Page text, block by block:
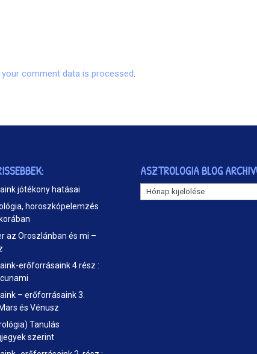
your comment data is processed.
jótékony hatásai
horoszkópelemzés
az Oroszlánban és mi –
erőforrásaink 4.rész :
– erőforrásaink 3.
és Vénusz
Tanulás
szerint
ASZTROLOGIA BLOG
ASZTROLOGIA
BLOG